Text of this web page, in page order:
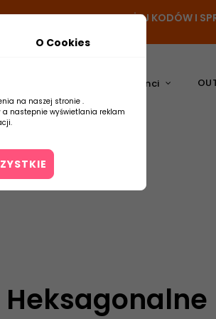
DO KOSZYKA, UŻYJ KODÓW I
Producenci
Heksagonalne
O Cookies
na naszej stronie .
a nastepnie wyświetlania reklam